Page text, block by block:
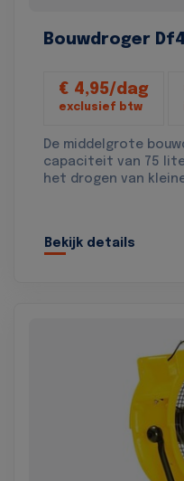
Bouwdroger
€ 4,95/dag
exclusief btw
De middelgrote
capaciteit van 75
het drogen van
Bekijk details